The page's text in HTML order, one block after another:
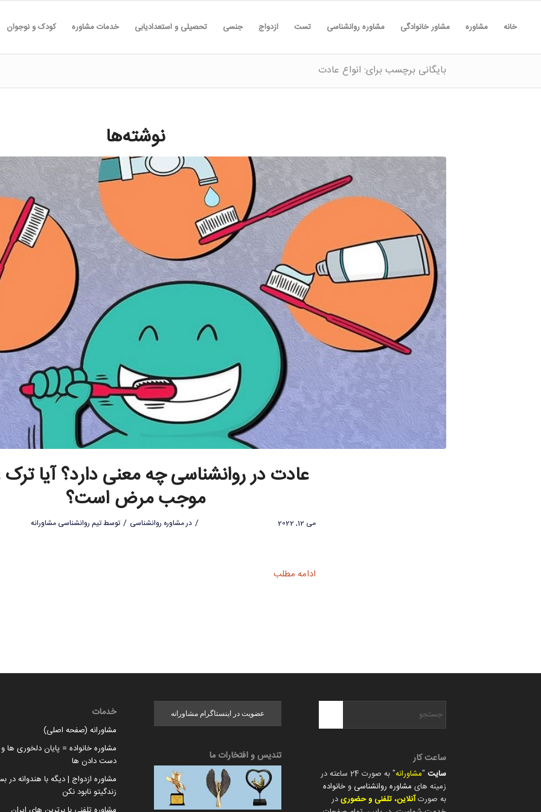
خانه مشاوره مشاور خانوادگی مشاوره روانشناسی تست ازدواج جنسی تحصیلی و استعدادیابی خدمات مشاوره کودک و نوجوان
بایگانی برچسب برای: انواع عادت
نوشته‌ها
عادت در روانشناسی چه معنی دارد؟ آیا
موجب مرض است؟
می 12, 2022 / درمشاوره روانشناسی / توسطتیم روانشناسی مشاورانه
ادامه مطلب
ساعت کار
سایت "مشاورانه
" به صورت 24 ساعته در
زمینه های مشاوره روانشناسی و خانواده
به صورتآنلاین، تلفنی و حضوریدر
عضویت در اینستاگرام مشاورانه
تندیس و افتخارات ما
خدمات
مشاورانه (صفحه اصلی)
مشاوره خانواده = پایان دلخوری ها و
دست دادن ها
مشاوره ازدواج | دیگه با هندوانه در
زندگیتو نابود نکن